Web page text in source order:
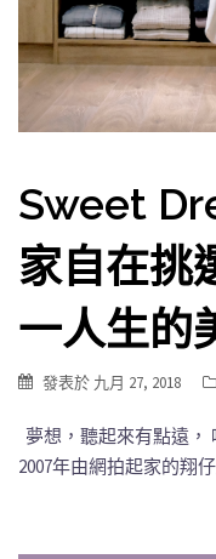
Sweet
家自在挑
一人生的
發表於 九月 27, 2018
夢想，聽起來有點遠，
2007年由網拍起家的翔